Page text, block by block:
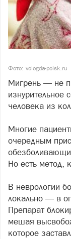
Фото: vologda-poisk.ru
Мигрень — не
изнурительное
человека из
Многие
очередным
Но есть метод,
В неврологии
локально — в
Препарат
мешая
которое